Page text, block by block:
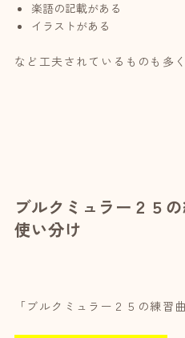
楽語の記載がある
イラストがある
など工夫されているものも多
ブルクミュラー２５
使い分け
「ブルクミュラー２５の練習